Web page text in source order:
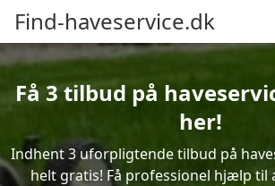
Find-haveservice.dk
Få 3 tilbud på
her!
Indhent 3 uforpligtende tilbud på
helt gratis! Få professionel hjælp til